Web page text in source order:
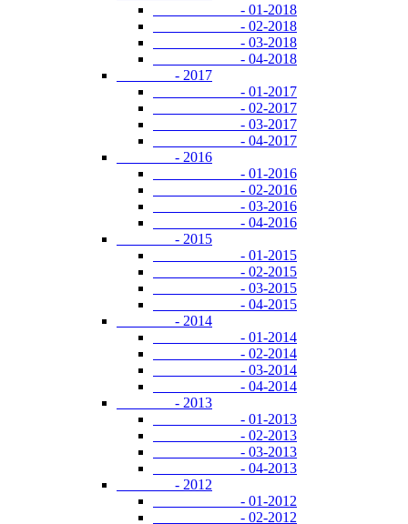
- 01-2018
- 02-2018
- 03-2018
- 04-2018
- 2017
- 01-2017
- 02-2017
- 03-2017
- 04-2017
- 2016
- 01-2016
- 02-2016
- 03-2016
- 04-2016
- 2015
- 01-2015
- 02-2015
- 03-2015
- 04-2015
- 2014
- 01-2014
- 02-2014
- 03-2014
- 04-2014
- 2013
- 01-2013
- 02-2013
- 03-2013
- 04-2013
- 2012
- 01-2012
- 02-2012